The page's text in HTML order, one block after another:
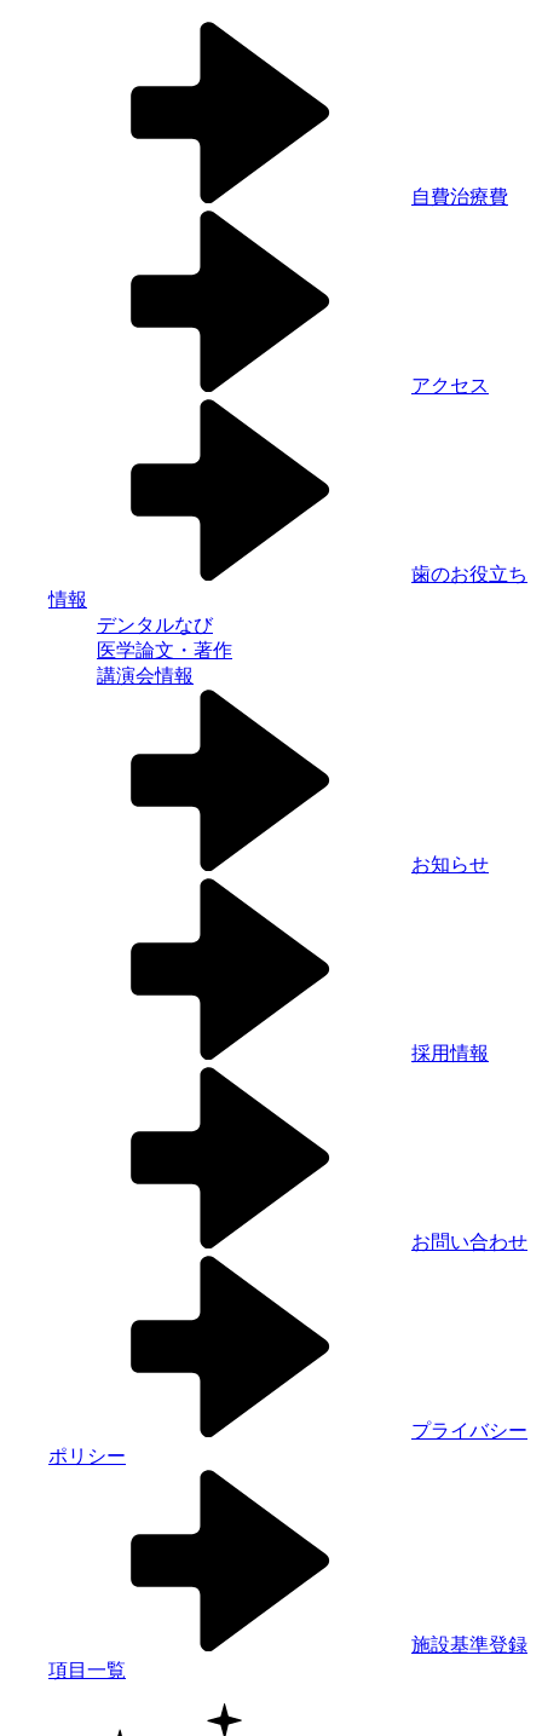
自費治療費
アクセス
歯のお役立ち
情報
デンタルなび
医学論文・著作
講演会情報
お知らせ
採用情報
お問い合わせ
プライバシー
ポリシー
施設基準登録
項目一覧